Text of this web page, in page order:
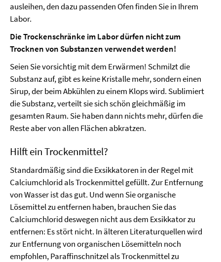
ausleihen, den dazu passenden Ofen finden Sie in Ihrem
Labor.
Die Trockenschränke im Labor dürfen nicht zum
Trocknen von Substanzen verwendet werden!
Seien Sie vorsichtig mit dem Erwärmen! Schmilzt die
Substanz auf, gibt es keine Kristalle mehr, sondern einen
Sirup, der beim Abkühlen zu einem Klops wird. Sublimiert
die Substanz, verteilt sie sich schön gleichmäßig im
gesamten Raum. Sie haben dann nichts mehr, dürfen die
Reste aber von allen Flächen abkratzen.
Hilft ein Trockenmittel?
Standardmäßig sind die Exsikkatoren in der Regel mit
Calciumchlorid als Trockenmittel gefüllt. Zur Entfernung
von Wasser ist das gut. Und wenn Sie organische
Lösemittel zu entfernen haben, brauchen Sie das
Calciumchlorid deswegen nicht aus dem Exsikkator zu
entfernen: Es stört nicht. In älteren Literaturquellen wird
zur Entfernung von organischen Lösemitteln noch
empfohlen, Paraffinschnitzel als Trockenmittel zu